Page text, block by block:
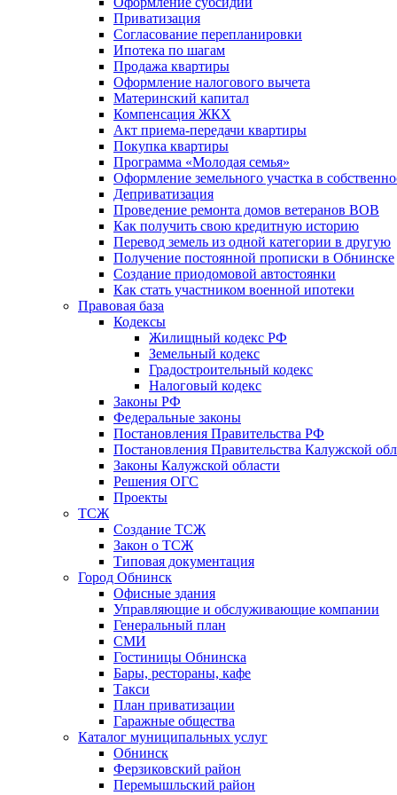
Приватизация
Согласование перепланировки
Ипотека по шагам
Продажа квартиры
Оформление налогового вычета
Материнский капитал
Компенсация ЖКХ
Акт приема-передачи квартиры
Покупка квартиры
Программа «Молодая семья»
Оформление земельного участка в
Деприватизация
Проведение ремонта домов ветеранов ВОВ
Как получить свою кредитную историю
Перевод земель из одной категории в другую
Получение постоянной прописки в Обнинске
Создание приодомовой автостоянки
Как стать участником военной ипотеки
Правовая база
Кодексы
Жилищный кодекс РФ
Земельный кодекс
Градостроительный кодекс
Налоговый кодекс
Законы РФ
Федеральные законы
Постановления Правительства РФ
Постановления Правительства Калужской
Законы Калужской области
Решения ОГС
Проекты
ТСЖ
Создание ТСЖ
Закон о ТСЖ
Типовая документация
Город Обнинск
Офисные здания
Управляющие и обслуживающие компании
Генеральный план
СМИ
Гостиницы Обнинска
Бары, рестораны, кафе
Такси
План приватизации
Гаражные общества
Каталог муниципальных услуг
Обнинск
Ферзиковский район
Перемышльский район